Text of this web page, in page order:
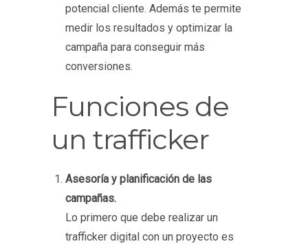
potencial cliente. Además te permite
medir los resultados y optimizar la
campaña para conseguir más
conversiones.
Funciones de
un trafficker
Asesoría y planificación de las
campañas.
Lo primero que debe realizar un
trafficker digital con un proyecto es